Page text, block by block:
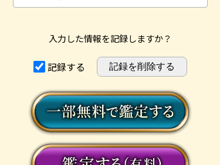
入力した情報を記録しますか？
記録する